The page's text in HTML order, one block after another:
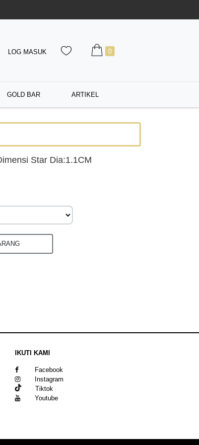
LOG MASUK 0
GOLD BAR ARTIKEL
Star Dia:1.1CM
IKUTI KAMI
Facebook
Instagram
Tiktok
Youtube